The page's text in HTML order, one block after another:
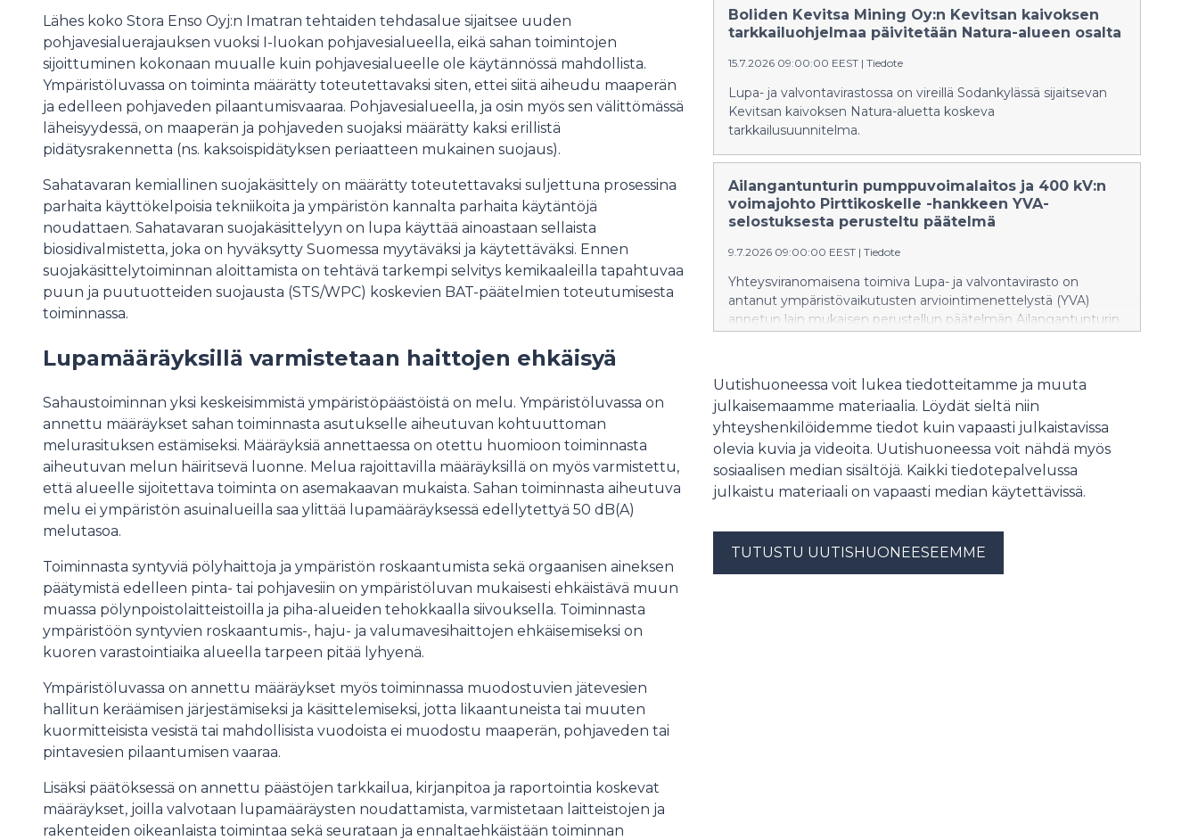
Lähes koko Stora Enso Oyj:n Imatran tehtaiden tehdasalue sijaitsee uuden
pohjavesialuerajauksen vuoksi I-luokan pohjavesialueella, eikä sahan toimintojen
sijoittuminen kokonaan muualle kuin pohjavesialueelle ole käytännössä mahdollista.
Ympäristöluvassa on toiminta määrätty toteutettavaksi siten, ettei siitä aiheudu maaperän
ja edelleen pohjaveden pilaantumisvaaraa. Pohjavesialueella, ja osin myös sen välittömässä
läheisyydessä, on maaperän ja pohjaveden suojaksi määrätty kaksi erillistä
pidätysrakennetta (ns. kaksoispidätyksen periaatteen mukainen suojaus).
Sahatavaran kemiallinen suojakäsittely on määrätty toteutettavaksi suljettuna prosessina
parhaita käyttökelpoisia tekniikoita ja ympäristön kannalta parhaita käytäntöjä
noudattaen. Sahatavaran suojakäsittelyyn on lupa käyttää ainoastaan sellaista
biosidivalmistetta, joka on hyväksytty Suomessa myytäväksi ja käytettäväksi. Ennen
suojakäsittelytoiminnan aloittamista on tehtävä tarkempi selvitys kemikaaleilla tapahtuvaa
puun ja puutuotteiden suojausta (STS/WPC) koskevien BAT-päätelmien toteutumisesta
toiminnassa.
Lupamääräyksillä varmistetaan haittojen ehkäisyä
Sahaustoiminnan yksi keskeisimmistä ympäristöpäästöistä on melu. Ympäristöluvassa on
annettu määräykset sahan toiminnasta asutukselle aiheutuvan kohtuuttoman
melurasituksen estämiseksi. Määräyksiä annettaessa on otettu huomioon toiminnasta
aiheutuvan melun häiritsevä luonne. Melua rajoittavilla määräyksillä on myös varmistettu,
että alueelle sijoitettava toiminta on asemakaavan mukaista. Sahan toiminnasta aiheutuva
melu ei ympäristön asuinalueilla saa ylittää lupamääräyksessä edellytettyä 50 dB(A)
melutasoa.
Toiminnasta syntyviä pölyhaittoja ja ympäristön roskaantumista sekä orgaanisen aineksen
päätymistä edelleen pinta- tai pohjavesiin on ympäristöluvan mukaisesti ehkäistävä muun
muassa pölynpoistolaitteistoilla ja piha-alueiden tehokkaalla siivouksella. Toiminnasta
ympäristöön syntyvien roskaantumis-, haju- ja valumavesihaittojen ehkäisemiseksi on
kuoren varastointiaika alueella tarpeen pitää lyhyenä.
Ympäristöluvassa on annettu määräykset myös toiminnassa muodostuvien jätevesien
hallitun keräämisen järjestämiseksi ja käsittelemiseksi, jotta likaantuneista tai muuten
kuormitteisista vesistä tai mahdollisista vuodoista ei muodostu maaperän, pohjaveden tai
pintavesien pilaantumisen vaaraa.
Lisäksi päätöksessä on annettu päästöjen tarkkailua, kirjanpitoa ja raportointia koskevat
määräykset, joilla valvotaan lupamääräysten noudattamista, varmistetaan laitteistojen ja
rakenteiden oikeanlaista toimintaa sekä seurataan ja ennaltaehkäistään toiminnan
Tilanne on kuitenkin ajankohtaan
nähden tavanomaista rauhallisempi.
Boliden Kevitsa Mining Oy:n Kevitsan kaivoksen
tarkkailuohjelmaa päivitetään Natura-alueen osalta
15.7.2026 09:00:00 EEST | Tiedote
Lupa- ja valvontavirastossa on vireillä Sodankylässä sijaitsevan
Kevitsan kaivoksen Natura-aluetta koskeva
tarkkailusuunnitelma.
Ailangantunturin pumppuvoimalaitos ja 400 kV:n
voimajohto Pirttikoskelle -hankkeen YVA-
selostuksesta perusteltu päätelmä
9.7.2026 09:00:00 EEST | Tiedote
Yhteysviranomaisena toimiva Lupa- ja valvontavirasto on
antanut ympäristövaikutusten arviointimenettelystä (YVA)
annetun lain mukaisen perustellun päätelmän Ailangantunturin
Uutishuoneessa voit lukea tiedotteitamme ja muuta
julkaisemaamme materiaalia. Löydät sieltä niin
yhteyshenkilöidemme tiedot kuin vapaasti julkaistavissa
olevia kuvia ja videoita. Uutishuoneessa voit nähdä myös
sosiaalisen median sisältöjä. Kaikki tiedotepalvelussa
julkaistu materiaali on vapaasti median käytettävissä.
TUTUSTU UUTISHUONEESEEMME